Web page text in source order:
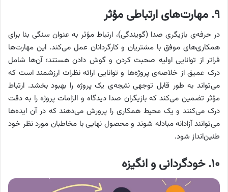
۹. مهارت‌های ارتباطی مؤثر
در حرفه‌ی بازیگری صدا (گویندگی)، ارتباط مؤثر به عنوان سنگی بنا برای
همکاری‌های موفق با مشتریان و کارگردانان عمل می‌کند. این مهارت‌ها
فراتر از توانایی اولیه صحبت کردن و گوش دادن هستند؛ آن‌ها شامل
درک عمیق از خلاصه‌ی پروژه‌ها و توانایی ارائه نظرات ارزشمند است که
می‌تواند به طور قابل توجهی نتیجه‌ی یک پروژه را بهبود بخشد. ارتباط
مؤثر تضمین می‌کند که بازیگران صدا دیدگاه و الزامات پروژه را به دقت
درک می‌کنند و یک محیط همکاری را پرورش می‌دهند که در آن ایده‌ها
می‌توانند آزادانه مبادله شوند و محصول نهایی با مخاطبان مورد نظر خود
طنین‌انداز شود.
۱۰. خودگردانی و انگیزه